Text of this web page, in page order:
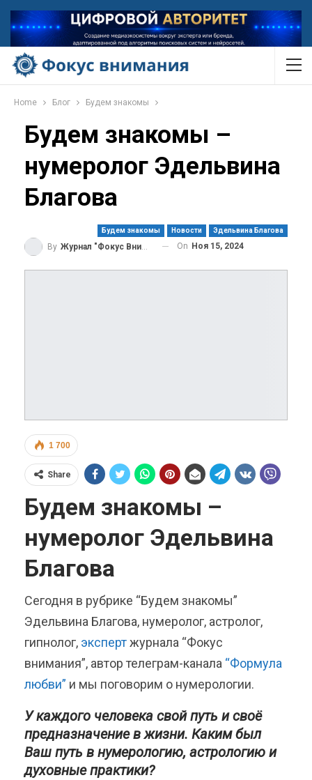
Home Блог Будем знакомы
Будем знакомы –
нумеролог Эдельвина
Благова
Будем знакомы Новости Эдельвина Благова
By Журнал "Фокус Внимания" On Ноя 15, 2024
1 700
Share
Будем знакомы –
нумеролог Эдельвина
Благова
Сегодня в рубрике “Будем знакомы”
Эдельвина Благова, нумеролог, астролог,
гипнолог, экспертжурнала “Фокус
внимания”, автор телеграм-канала “Формула
любви” и мы поговорим о нумерологии.
У каждого человека свой путь и своё
предназначение в жизни. Каким был
Ваш путь в нумерологию, астрологию и
духовные практики?